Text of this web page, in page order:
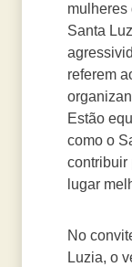
mulheres
Santa
referem
Estão
como o
contribuir
lugar
No
Luzia, o